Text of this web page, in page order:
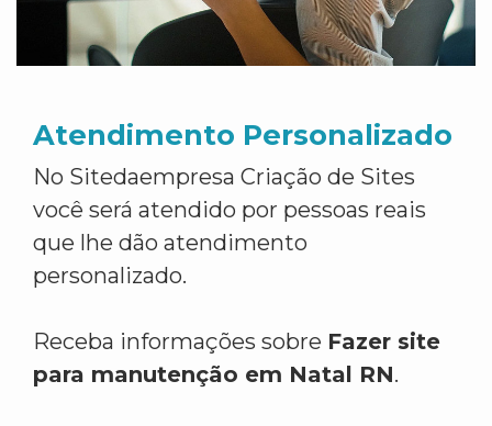
Atendimento Personalizado
No Sitedaempresa Criação de Sites
você será atendido por pessoas reais
que lhe dão atendimento
personalizado.
Receba informações sobre Fazer site
para manutenção em Natal RN.